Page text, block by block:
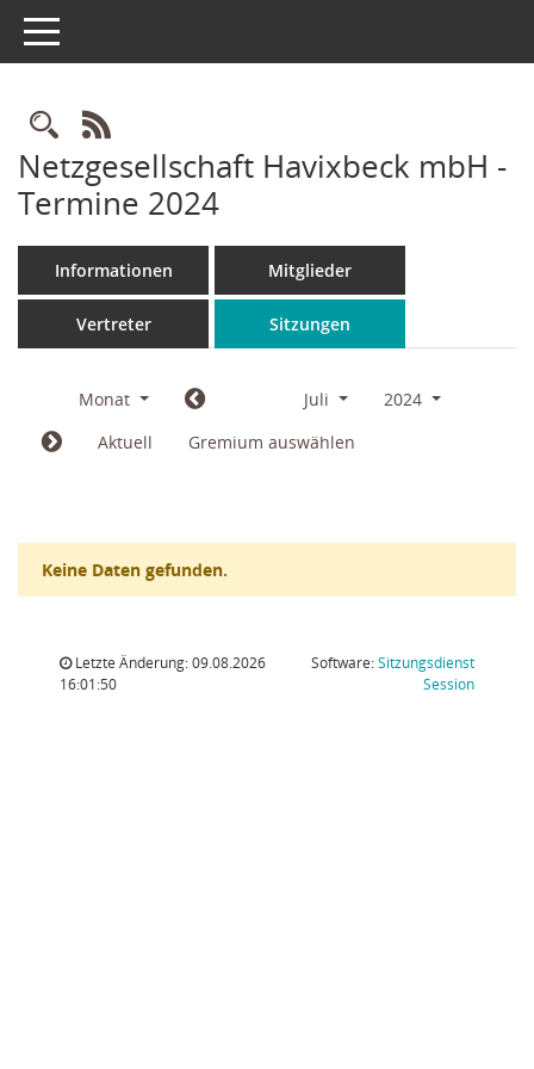
Toggle navigation
Rechercheauswahl
RSS-Feed
Netzgesellschaft Havixbeck mbH -
Termine 2024
Informationen Mitglieder
Vertreter Sitzungen
Monat Juli
2024
Aktuell
Gremium auswählen
Keine Daten gefunden.
Letzte Änderung: 09.08.2026
16:01:50
Software:Sitzungsdienst
Session(Wird in